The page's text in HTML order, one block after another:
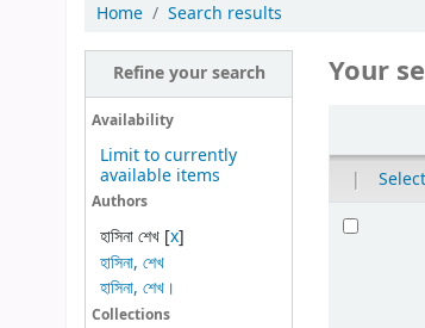
Home Search results
Refine your search
Availability
Limit to currently
available items
Authors
হাসিনা শেখ[x]
হাসিনা, শেখ
হাসিনা, শেখ।
Collections
Your
|